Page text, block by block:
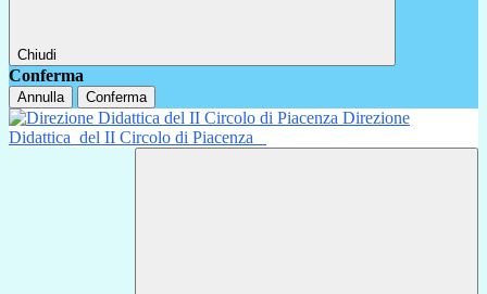
Chiudi
Conferma
Annulla Conferma
Direzione
Didattica del II Circolo di Piacenza